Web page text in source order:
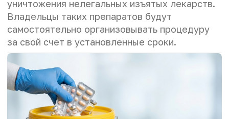
уничтожения нелегальных изъятых лекарств.
Владельцы таких препаратов будут
самостоятельно организовывать процедуру
за свой счет в установленные сроки.